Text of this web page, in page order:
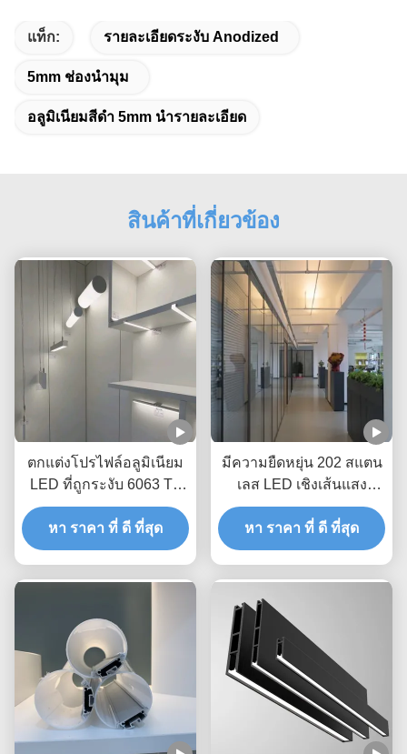
แท็ก: รายละเอียดระงับ Anodized
5mm ช่องนำมุม
อลูมิเนียมสีดำ 5mm นำรายละเอียด
สินค้าที่เกี่ยวข้อง
ตกแต่งโปรไฟล์อลูมิเนียม
LED ที่ถูกระงับ 6063 T5
เส้นผ่านศูนย์กลาง 120 มม.
รอบ LED Extrusion
หา ราคา ที่ ดี ที่สุด
มีความยืดหยุ่น 202 สแตน
เลส LED เชิงเส้นแสง
โปรไฟล์การตกแต่งฐาน
สกายไลน์
หา ราคา ที่ ดี ที่สุด